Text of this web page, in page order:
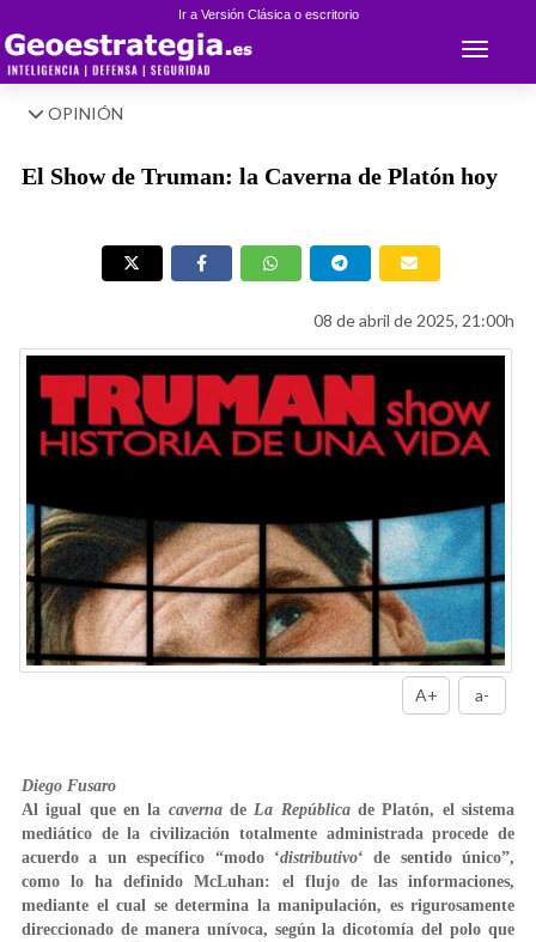
Ir a Versión Clásica o escritorio
Toggle
OPINIÓN
El Show de Truman: la Caverna de Platón hoy
08 de abril de 2025, 21:00h
A+ a-
Diego Fusaro
Al igual que en la cavernade La RepúblicadePlatón, el sistema
mediático de la civilización totalmente administrada procede de
acuerdo a un específico “modo ‘distributivo‘ de sentido único”,
como lo ha definidoMcLuhan: el flujo de las informaciones,
mediante el cual se determina la manipulación, es rigurosamente
direccionado de manera unívoca, según la dicotomía del polo que